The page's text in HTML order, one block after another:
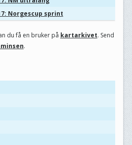
Norgescup sprint
du få en bruker på kartarkivet. Send
.